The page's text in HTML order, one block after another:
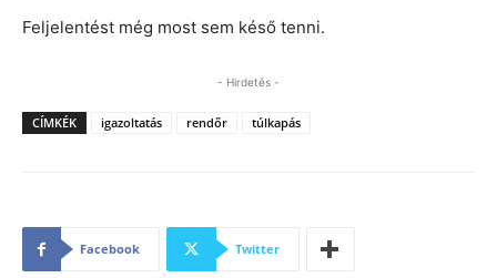
Feljelentést még most sem késő tenni.
- Hirdetés -
CÍMKÉK igazoltatás rendőr túlkapás
Facebook Twitter